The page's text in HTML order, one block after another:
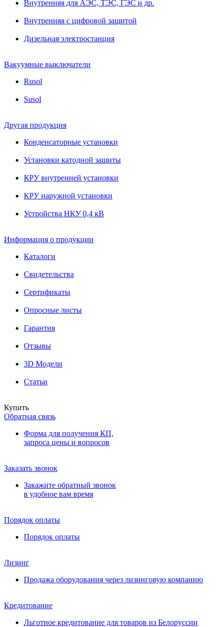
Внутренняя для АЭС, ТЭС, ГЭС и др.
Внутренняя с цифровой защитой
Дизельная электростанция
Вакуумные выключатели
Rusol
Susol
Другая продукция
Конденсаторные установки
Установки катодной защиты
КРУ внутренней установки
КРУ наружной установки
Устройства НКУ 0,4 кВ
Информация о продукции
Каталоги
Свидетельства
Сертификаты
Опросные листы
Гарантия
Отзывы
3D Модели
Статьи
Купить
Обратная связь
Форма для получения КП,
запроса цены и вопросов
Заказать звонок
Закажите обратный звонок
в удобное вам время
Порядок оплаты
Порядок оплаты
Лизинг
Продажа оборудования через лизинговую компанию
Кредитование
Льготное кредитование для товаров из Белоруссии